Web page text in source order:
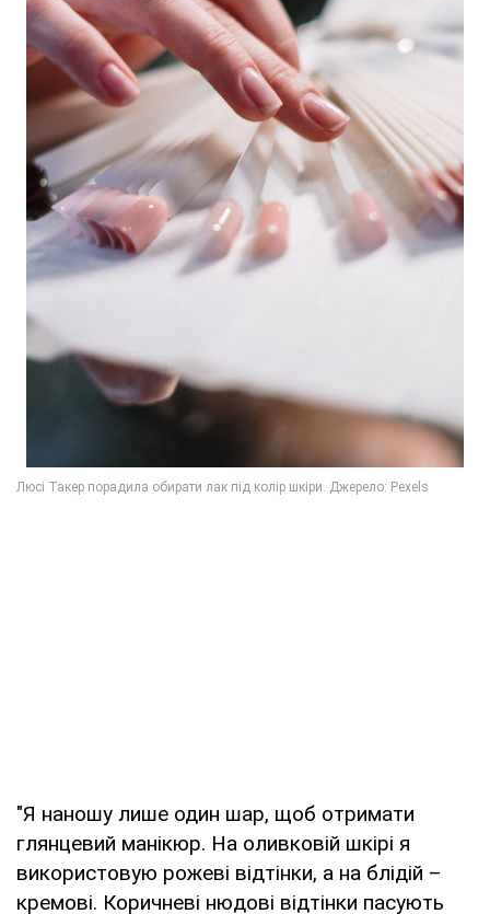
"Я наношу лише один шар, щоб отримати
глянцевий манікюр. На оливковій шкірі я
використовую рожеві відтінки, а на блідій –
кремові. Коричневі нюдові відтінки пасують